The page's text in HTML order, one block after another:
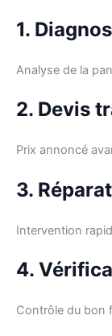
1.
Analyse de la
2. Devis
Prix annoncé
3.
Intervention
4.
Contrôle du bon